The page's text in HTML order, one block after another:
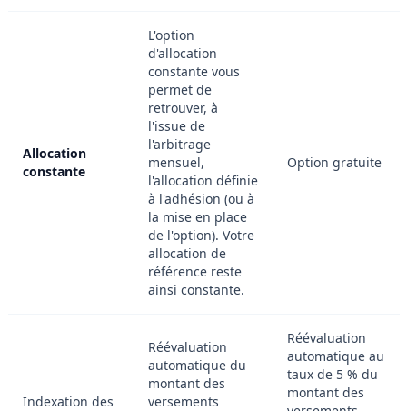
Allocation
constante
L'option
d'allocation
constante vous
permet de
retrouver, à
l'issue de
l'arbitrage
mensuel,
l'allocation définie
à l'adhésion (ou à
la mise en place
de l'option). Votre
allocation de
référence reste
ainsi constante.
Option gratuite
Indexation des
Réévaluation
automatique du
montant des
versements
Réévaluation
automatique au
taux de 5 % du
montant des